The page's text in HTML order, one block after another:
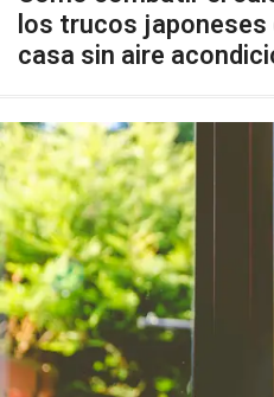
los trucos japoneses
casa sin aire